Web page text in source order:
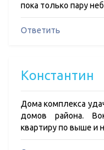
пока только пару
Ответить
Константин
Дома комплекса
домов района.
квартиру по выше и